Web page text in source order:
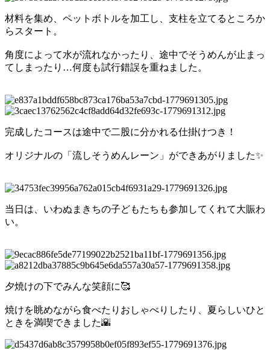
材料を集め、ペットボトルを加工し、支柱を立てるところか
らスタート。
角度によって水が流れなかったり、途中でそうめんが止まっ
てしまったり…何度も試行錯誤を重ねました。
完成したコースは途中で二股に分かれる仕掛けつき！
オリジナルの「流しそうめんレーン」ができあがりました✨
当日は、いわぬまきちの子どもたちも参加してくれて大賑わ
い。
夕焼けの下でみんな笑顔に🥰
焼けを眺めながら食べたりおしゃべりしたり、夏らしいひと
ときを満喫できました🌇